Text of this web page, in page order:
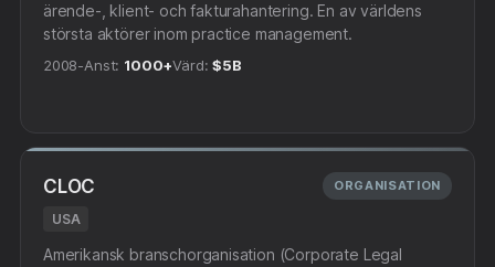
ärende-, klient- och fakturahantering. En av världens
största aktörer inom practice management.
2008-Anst: 1000+Värd:$5B
CLOC
USA
ORGANISATION
Amerikansk branschorganisation (Corporate Legal